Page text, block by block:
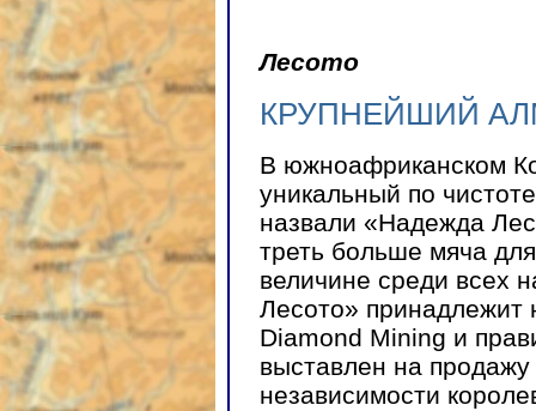
Лесото
КРУПНЕЙШИЙ
В южноафриканском
уникальный по
назвали «Надежда
треть больше мяча
величине среди всех
Лесото» принадлежит
Diamond Mining и
выставлен на
независимости